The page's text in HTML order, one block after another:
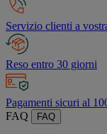
Servizio clienti a
Reso entro 30 giorni
Pagamenti sicuri al
FAQ
FAQ